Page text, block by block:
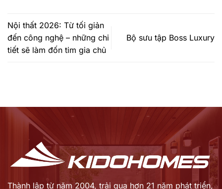
Nội thất 2026: Từ tối giản
đến công nghệ – những chi
tiết sẽ làm đốn tim gia chủ
Bộ sưu tập Boss Luxury
Thành lập từ năm 2004, trải qua hơn 21 năm phát triển,